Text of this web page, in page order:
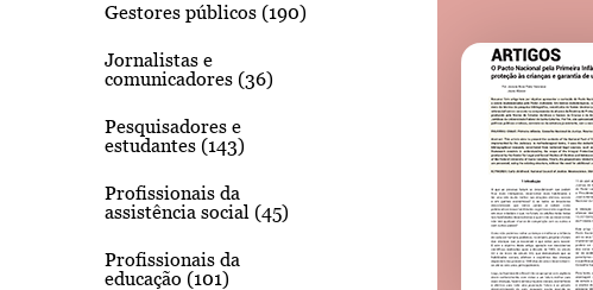
Gestores públicos (190)
Jornalistas e
comunicadores (36)
Pesquisadores e
estudantes (143)
Profissionais da
assistência social (45)
Profissionais da
educação (101)